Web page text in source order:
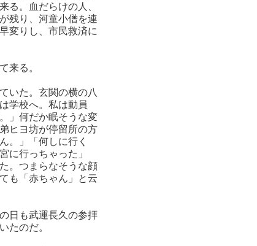
る。血だらけの人、
残り、河童小僧を連
変りし、市民救済に
来る。
いた。玄関の横の八
学校へ。私は動員
」何だか眠そうな変
ヒヨ坊が停留所の方
。」「何しに行く
に行っちゃった」
。つまらなそうな顔
も「赤ちゃん」と云
日も武運長久の参拝
たのだ。